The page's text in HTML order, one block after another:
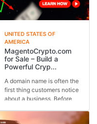
UNITED STATES OF
AMERICA
MagentoCrypto.com
for Sale – Build a
Powerful Cryp...
A domain name is often the
first thing customers notice
about a business. Before